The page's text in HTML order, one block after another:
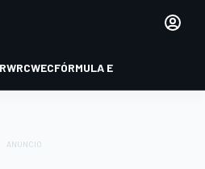
WRCWECFÓRMULA E